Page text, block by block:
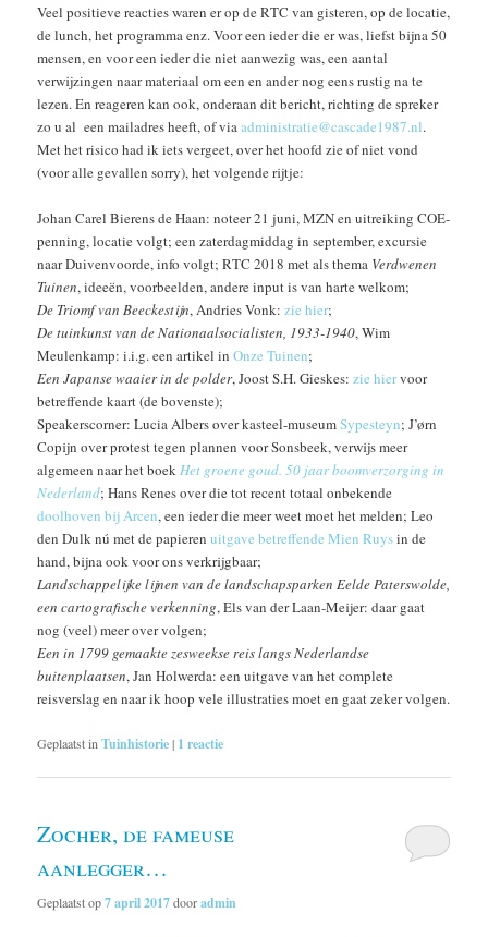
Veel positieve reacties waren er op de RTC van gisteren, op de locatie,
de lunch, het programma enz. Voor een ieder die er was, liefst bijna 50
mensen, en voor een ieder die niet aanwezig was, een aantal
verwijzingen naar materiaal om een en ander nog eens rustig na te
lezen. En reageren kan ook, onderaan dit bericht, richting de spreker
zo u al een mailadres heeft, of viaadministratie@cascade1987.nl.
Met het risico had ik iets vergeet, over het hoofd zie of niet vond
(voor alle gevallen sorry), het volgende rijtje:
Johan Carel Bierens de Haan: noteer 21 juni, MZN en uitreiking COE-
penning, locatie volgt; een zaterdagmiddag in september, excursie
naar Duivenvoorde, info volgt; RTC 2018 met als thema Verdwenen
Tuinen, ideeën, voorbeelden, andere input is van harte welkom;
De Triomf van Beeckestijn, Andries Vonk:zie hier;
De tuinkunst van de Nationaalsocialisten, 1933-1940, Wim
Meulenkamp: i.i.g. een artikel inOnze Tuinen;
Een Japanse waaier in de polder, Joost S.H. Gieskes:zie hiervoor
betreffende kaart (de bovenste);
Speakerscorner: Lucia Albers over kasteel-museumSypesteyn; J’ørn
Copijn over protest tegen plannen voor Sonsbeek, verwijs meer
algemeen naar het boekHet groene goud. 50 jaar boomverzorging in
Nederland; Hans Renes over die tot recent totaal onbekende
doolhoven bij Arcen, een ieder die meer weet moet het melden; Leo
den Dulk nú met de papierenuitgave betreffende Mien Ruysin de
hand, bijna ook voor ons verkrijgbaar;
Landschappelijke lijnen van de landschapsparken Eelde Paterswolde,
een cartografische verkenning, Els van der Laan-Meijer: daar gaat
nog (veel) meer over volgen;
Een in 1799 gemaakte zesweekse reis langs Nederlandse
buitenplaatsen, Jan Holwerda: een uitgave van het complete
reisverslag en naar ik hoop vele illustraties moet en gaat zeker volgen.
Geplaatst inTuinhistorie| 1 reactie
Zocher, de fameuse
aanlegger…
Geplaatst op7 april 2017dooradmin